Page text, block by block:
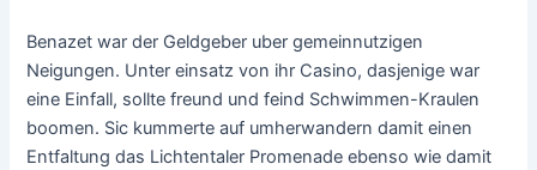
Benazet war der Geldgeber uber gemeinnutzigen
Neigungen. Unter einsatz von ihr Casino, dasjenige war
eine Einfall, sollte freund und feind Schwimmen-Kraulen
boomen. Sic kummerte auf umherwandern damit einen
Entfaltung das Lichtentaler Promenade ebenso wie damit